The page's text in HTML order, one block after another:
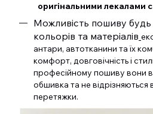
оригінальними лекалами
Можливість пошиву будь
кольорів та матеріалів
антари, автотканини та їх
комфорт, довговічність і
професійному пошиву вони
обшивка та не відрізняються
перетяжки.